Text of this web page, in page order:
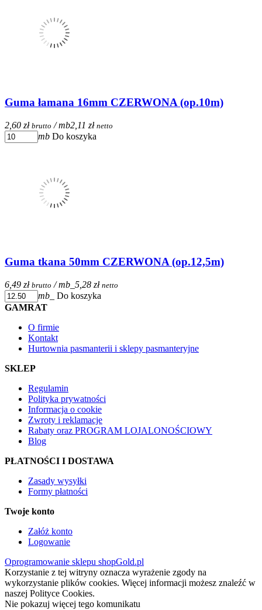
Guma łamana 16mm CZERWONA (op.10m)
2,60 zł brutto / mb2,11 zł netto
mb Do koszyka
Guma tkana 50mm CZERWONA (op.12,5m)
6,49 zł brutto / mb_ 5,28 zł netto
mb_
Do koszyka
GAMRAT
O firmie
Kontakt
Hurtownia pasmanterii i sklepy pasmanteryjne
SKLEP
Regulamin
Polityka prywatności
Informacja o cookie
Zwroty i reklamacje
Rabaty oraz PROGRAM LOJALONOŚCIOWY
Blog
PŁATNOŚCI I DOSTAWA
Zasady wysyłki
Formy płatności
Twoje konto
Załóż konto
Logowanie
Oprogramowanie sklepu shopGold.pl
Korzystanie z tej witryny oznacza wyrażenie zgody na
wykorzystanie plików cookies. Więcej informacji możesz znaleźć w
naszej Polityce Cookies.
Nie pokazuj więcej tego komunikatu